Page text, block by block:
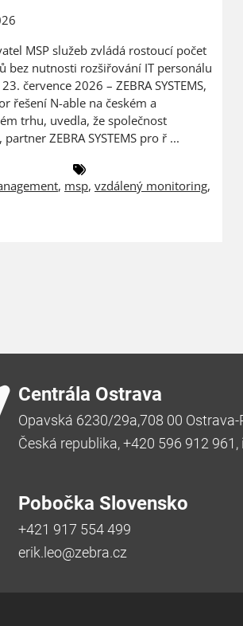
MSP služeb zvládá rostoucí počet
bez nutnosti rozšiřování IT personálu
23. července 2026 – ZEBRA SYSTEMS,
řešení N-able na českém a
trhu, uvedla, že společnost
partner ZEBRA SYSTEMS pro ř ...
, msp, vzdálený monitoring,
Centrála Ostrava
Opavská 6230/29a,708 00 Ostrava-
Česká republika, +420 596 912 961,
Pobočka Slovensko
+421 917 554 499
erik.leo@zebra.cz